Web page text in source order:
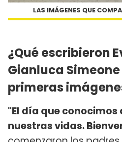
LAS IMÁGENES QUE
¿Qué escribieron
Gianluca
primeras
"El día que conocimos
nuestras vidas.